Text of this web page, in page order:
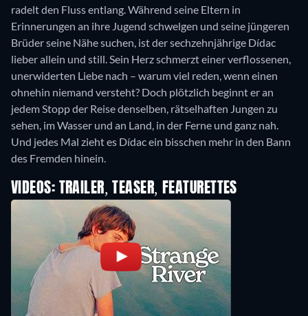
radelt den Fluss entlang. Während seine Eltern in
Erinnerungen an ihre Jugend schwelgen und seine jüngeren
Brüder seine Nähe suchen, ist der sechzehnjährige Dídac
lieber allein und still. Sein Herz schmerzt einer verflossenen,
unerwiderten Liebe nach – warum viel reden, wenn einen
ohnehin niemand versteht? Doch plötzlich beginnt er an
jedem Stopp der Reise denselben, rätselhaften Jungen zu
sehen, im Wasser und an Land, in der Ferne und ganz nah.
Und jedes Mal zieht es Dídac ein bisschen mehr in den Bann
des Fremden hinein.
VIDEOS: TRAILER, TEASER, FEATURETTES